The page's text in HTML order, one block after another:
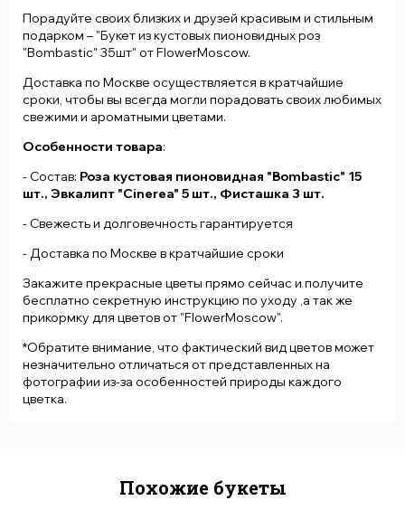
Порадуйте своих близких и друзей красивым и стильным
подарком – "Букет из кустовых пионовидных роз
"Bombastic" 35шт" от FlowerMoscow.
Доставка по Москве осуществляется в кратчайшие
сроки, чтобы вы всегда могли порадовать своих любимых
свежими и ароматными цветами.
Особенности товара:
- Состав: Роза кустовая пионовидная "Bombastic" 15
шт., Эвкалипт "Cinerea" 5 шт., Фисташка 3 шт.
- Свежесть и долговечность гарантируется
- Доставка по Москве в кратчайшие сроки
Закажите прекрасные цветы прямо сейчас и получите
бесплатно секретную инструкцию по уходу ,а так же
прикормку для цветов от "FlowerMoscow".
*Обратите внимание, что фактический вид цветов может
незначительно отличаться от представленных на
фотографии из-за особенностей природы каждого
цветка.
Похожие букеты